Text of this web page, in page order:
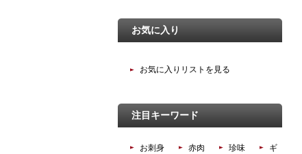
お気に入り
お気に入りリストを見る
注目キーワード
お刺身 赤肉 珍味
ギ